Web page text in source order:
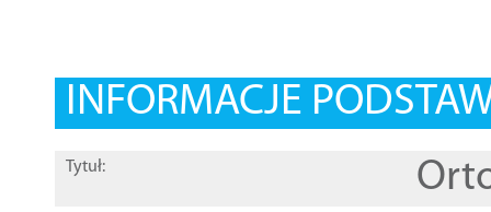
INFORMACJE
Tytuł: